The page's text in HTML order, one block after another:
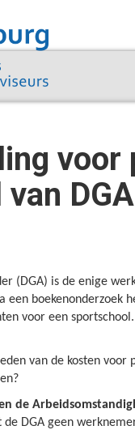
voor
DGA
(DGA) is de enige
een
voor een
van de kosten
de
de DGA geen